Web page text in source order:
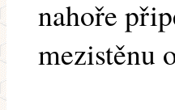
nahoře
mezistěnu